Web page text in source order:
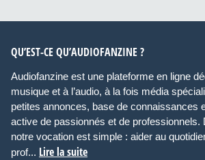
QU’EST-CE QU’AUDIOFANZINE ?
Audiofanzine est une plateforme en ligne
musique et à l’audio, à la fois média
petites annonces, base de connaissances
active de passionnés et de professionnels.
notre vocation est simple : aider au
prof... Lire la suite